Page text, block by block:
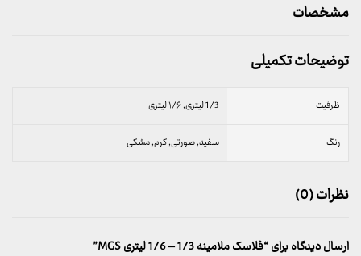
مشخصات
توضیحات تکمیلی
ظرفیت 1/3 لیتری, ۱/۶ لیتری
رنگ سفید, صورتی, کرم, مشکی
نظرات (0)
ارسال دیدگاه برای “فلاسک ملامینه 1/3 – 1/6 لیتری MGS”